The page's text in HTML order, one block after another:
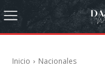
Inicio Nacionales